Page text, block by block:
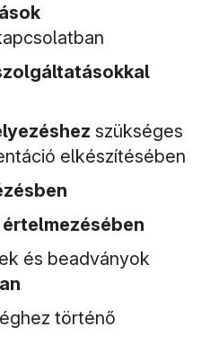
szükséges
elkészítésében
értelmezésében
és beadványok
történő